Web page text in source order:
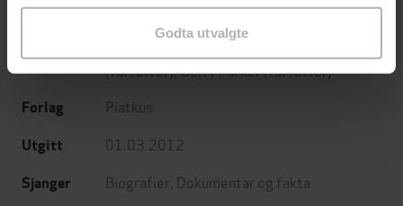
Godta utvalgte
Undertittel The Lives of Jack Spot and Billy Hill
(forfatter),Gerry Parker(forfatter)
Forlag Piatkus
Utgitt 01.03.2012
Sjanger Biografier Dokumentar og fakta